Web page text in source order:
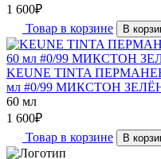
1 600₽
Товар в корзине
В
KEUNE TINTA
мл #0/99 МИКСТОН
60 мл
1 600₽
Товар в корзине
В